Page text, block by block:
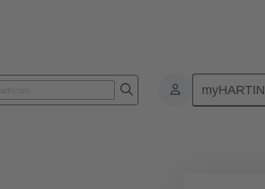
Conectores de placa a placa de